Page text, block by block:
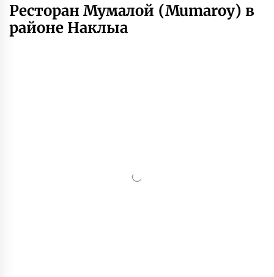
Ресторан Мумалой (Mumaroy) в
районе Наклыа